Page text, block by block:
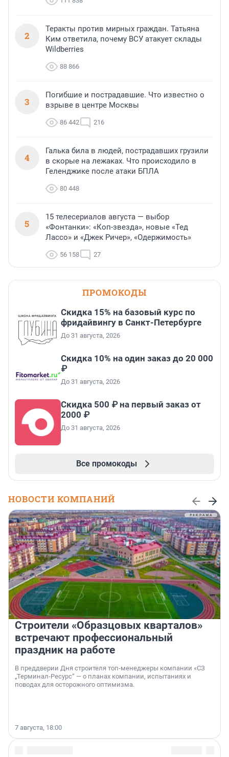
2
Теракты против мирных граждан. Татьяна
Ким ответила, почему ВСУ атакует склады
Wildberries
88 866
3
Погибшие и пострадавшие. Что известно о
взрыве в центре Москвы
86 442 216
4
Галька била в людей, пострадавших грузили
в скорые на лежаках. Что происходило в
Геленджике после атаки БПЛА
80 448
5
15 телесериалов августа — выбор
«Фонтанки»: «Коп-звезда», новые «Тед
Лассо» и «Джек Ричер», «Одержимость»
56 158 27
ПРОМОКОДЫ
Скидка 15% на базовый курс по
фридайвингу в Санкт-Петербурге
До 31 августа, 2026
Скидка 10% на один заказ до 20 000
₽
До 31 августа, 2026
Скидка 500 ₽ на первый заказ от
2000 ₽
До 31 августа, 2026
Все промокоды
НОВОСТИ КОМПАНИЙ
Строители «Образцовых кварталов»
встречают профессиональный
праздник на работе
В преддверии Дня строителя топ-менеджеры компании «СЗ
„Терминал-Ресурс“ — о планах компании, испытаниях и
поводах для осторожного оптимизма.
7 августа, 18:00